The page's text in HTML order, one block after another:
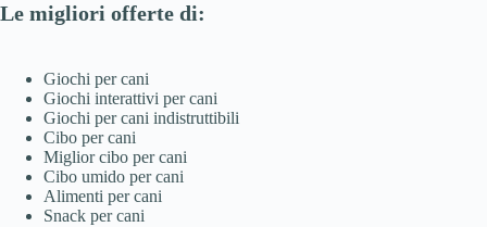
Le migliori offerte di:
Giochi per cani
Giochi interattivi per cani
Giochi per cani indistruttibili
Cibo per cani
Miglior cibo per cani
Cibo umido per cani
Alimenti per cani
Snack per cani